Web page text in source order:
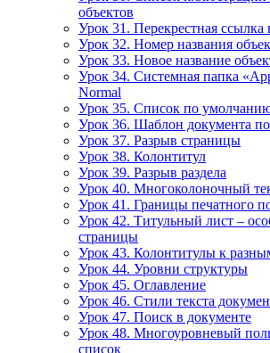
объектов
Урок 31. Перекрестная ссылка
Урок 32. Номер названия
Урок 33. Новое название
Урок 34. Системная папка
Normal
Урок 35. Список по
Урок 36. Шаблон документа
Урок 37. Разрыв страницы
Урок 38. Колонтитул
Урок 39. Разрыв раздела
Урок 40. Многоколоночный
Урок 41. Границы печатного
Урок 42. Титульный лист –
страницы
Урок 43. Колонтитулы к
Урок 44. Уровни структуры
Урок 45. Оглавление
Урок 46. Стили текста
Урок 47. Поиск в документе
Урок 48. Многоуровневый
список